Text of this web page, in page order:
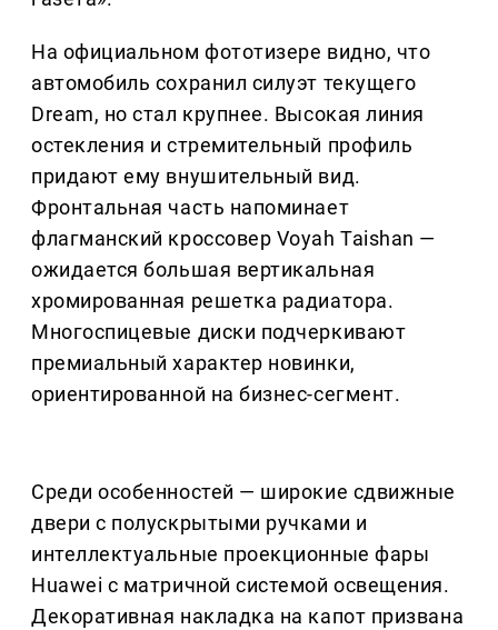
На официальном фототизере видно, что
автомобиль сохранил силуэт текущего
Dream, но стал крупнее. Высокая линия
остекления и стремительный профиль
придают ему внушительный вид.
Фронтальная часть напоминает
флагманский кроссовер Voyah Taishan —
ожидается большая вертикальная
хромированная решетка радиатора.
Многоспицевые диски подчеркивают
премиальный характер новинки,
ориентированной на бизнес-сегмент.
Среди особенностей — широкие сдвижные
двери с полускрытыми ручками и
интеллектуальные проекционные фары
Huawei с матричной системой освещения.
Декоративная накладка на капот призвана